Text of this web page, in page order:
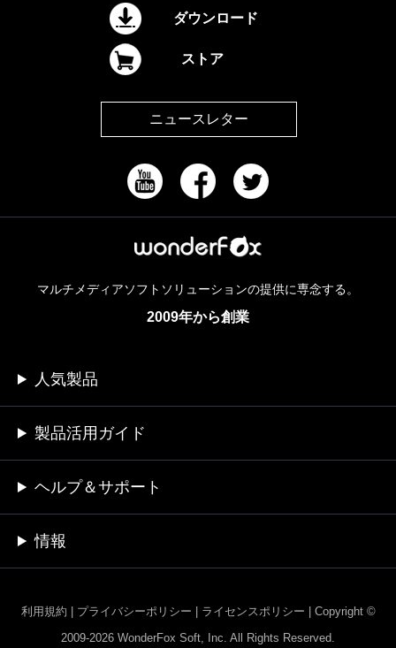
ダウンロード
ストア
ニュースレター
マルチメディアソフトソリューションの提供に専念する。
2009年から創業
人気製品
製品活用ガイド
ヘルプ＆サポート
情報
利用規約 プライバシーポリシー ライセンスポリシー
Copyright ©
2009-2026 WonderFox Soft, Inc. All Rights Reserved.